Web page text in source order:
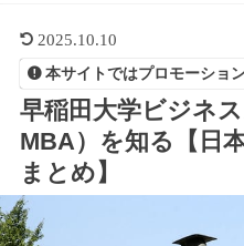
2025.10.10
本サイトではプロモーショ
早稲田大学ビジネ
MBA）を知る【日
まとめ】